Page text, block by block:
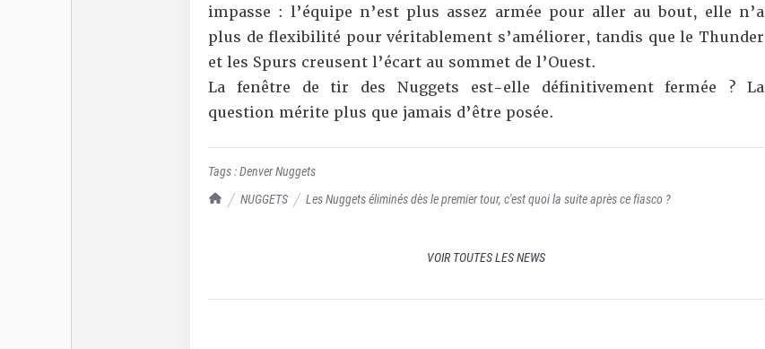
TrashTalk Actu NBA
NUGGETS Les Nuggets éliminés dès le premier tour, c'est quoi la suite après ce fiasco ?
impasse : l’équipe n’est plus assez armée pour aller au bout, elle n’a
plus de flexibilité pour véritablement s’améliorer, tandis que le Thunder
et les Spurs creusent l’écart au sommet de l’Ouest.
La fenêtre de tir des Nuggets est-elle définitivement fermée ? La
question mérite plus que jamais d’être posée.
Tags :Denver Nuggets
VOIR TOUTES LES NEWS